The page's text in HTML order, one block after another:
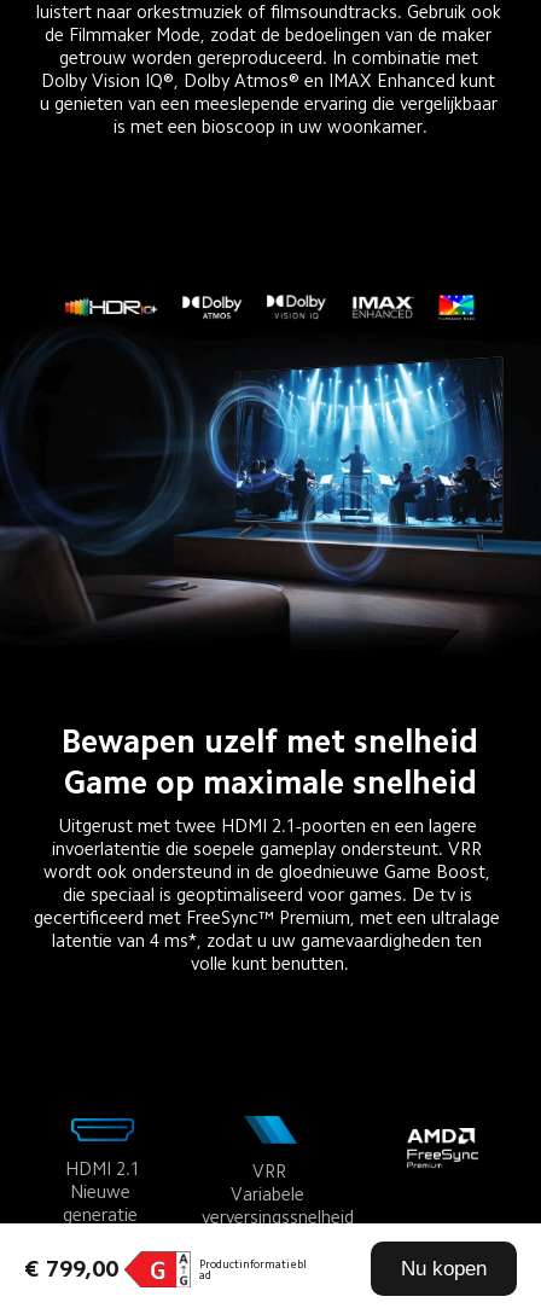
€ 799,00
Productinformatiebl
ad
Nu kopen
luistert naar orkestmuziek of filmsoundtracks. Gebruik ook
de Filmmaker Mode, zodat de bedoelingen van de maker
getrouw worden gereproduceerd. In combinatie met
Dolby Vision IQ®, Dolby Atmos® en IMAX Enhanced kunt
u genieten van een meeslepende ervaring die vergelijkbaar
is met een bioscoop in uw woonkamer.
Bewapen uzelf met snelheid
Game op maximale snelheid
Uitgerust met twee HDMI 2.1-poorten en een lagere
invoerlatentie die soepele gameplay ondersteunt. VRR
wordt ook ondersteund in de gloednieuwe Game Boost,
die speciaal is geoptimaliseerd voor games. De tv is
gecertificeerd met FreeSync™ Premium, met een ultralage
latentie van 4 ms*, zodat u uw gamevaardigheden ten
volle kunt benutten.
HDMI 2.1
Nieuwe
generatie
VRR
Variabele
verversingssnelheid